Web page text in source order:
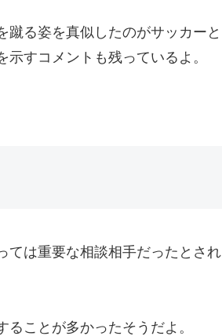
る姿を真似したのがサッカーと
すコメントも残っているよ。
ては重要な相談相手だったとされ
ことが多かったそうだよ。